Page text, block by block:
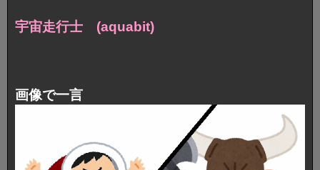
宇宙走行士 (aquabit)
画像で一言